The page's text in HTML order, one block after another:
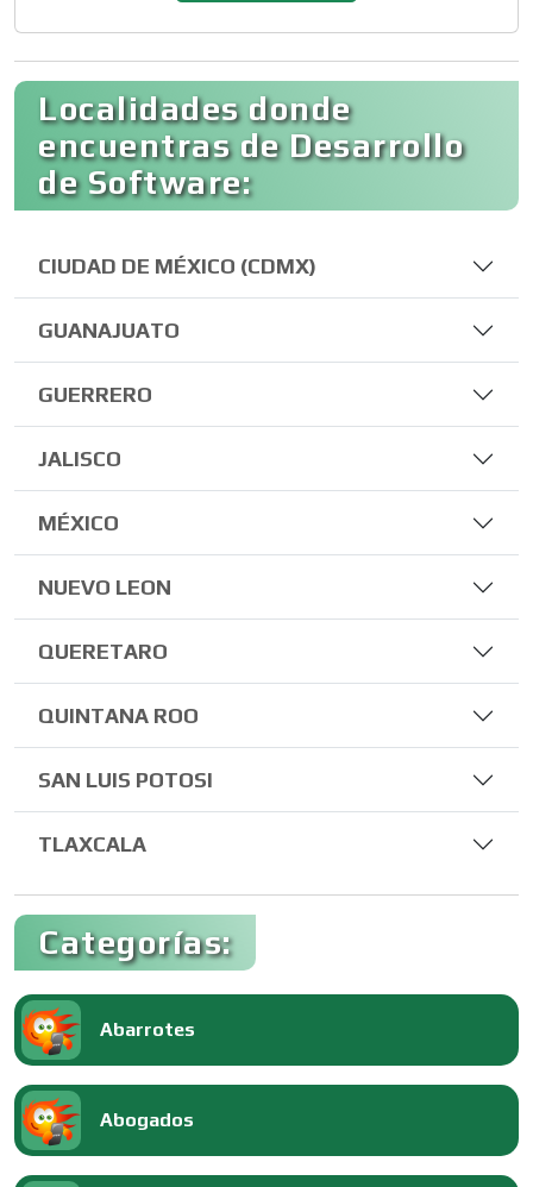
Localidades donde
encuentras de Desarrollo
de Software:
CIUDAD DE MÉXICO (CDMX)
GUANAJUATO
GUERRERO
JALISCO
MÉXICO
NUEVO LEON
QUERETARO
QUINTANA ROO
SAN LUIS POTOSI
TLAXCALA
Categorías:
Abarrotes
Abogados